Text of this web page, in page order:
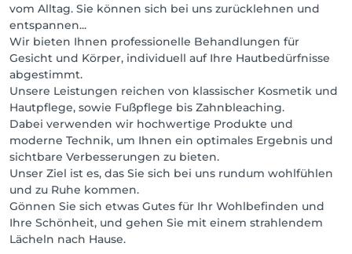
vom Alltag. Sie können sich bei uns zurücklehnen und
entspannen...
Wir bieten Ihnen professionelle Behandlungen für
Gesicht und Körper, individuell auf Ihre Hautbedürfnisse
abgestimmt.
Unsere Leistungen reichen von klassischer Kosmetik und
Hautpflege, sowie Fußpflege bis Zahnbleaching.
Dabei verwenden wir hochwertige Produkte und
moderne Technik, um Ihnen ein optimales Ergebnis und
sichtbare Verbesserungen zu bieten.
Unser Ziel ist es, das Sie sich bei uns rundum wohlfühlen
und zu Ruhe kommen.
Gönnen Sie sich etwas Gutes für Ihr Wohlbefinden und
Ihre Schönheit, und gehen Sie mit einem strahlendem
Lächeln nach Hause.